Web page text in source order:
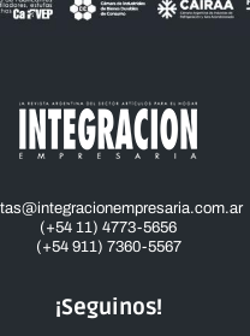
¡Seguinos!
(+54 11) 4773-5656
(+54 911) 7360-5567